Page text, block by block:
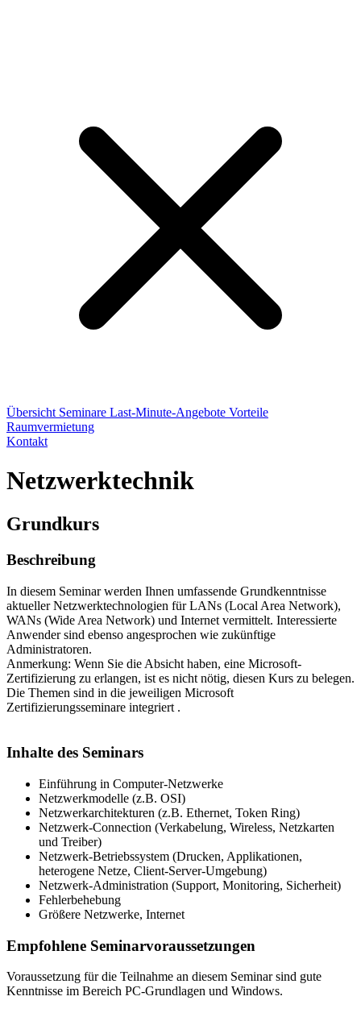
Übersicht Seminare Last-Minute-Angebote Vorteile
Raumvermietung
Kontakt
Netzwerktechnik
Grundkurs
Beschreibung
In diesem Seminar werden Ihnen umfassende Grundkenntnisse
aktueller Netzwerktechnologien für LANs (Local Area Network),
WANs (Wide Area Network) und Internet vermittelt. Interessierte
Anwender sind ebenso angesprochen wie zukünftige
Administratoren.
Anmerkung: Wenn Sie die Absicht haben, eine Microsoft-
Zertifizierung zu erlangen, ist es nicht nötig, diesen Kurs zu belegen.
Die Themen sind in die jeweiligen Microsoft
Zertifizierungsseminare integriert .
Inhalte des Seminars
Einführung in Computer-Netzwerke
Netzwerkmodelle (z.B. OSI)
Netzwerkarchitekturen (z.B. Ethernet, Token Ring)
Netzwerk-Connection (Verkabelung, Wireless, Netzkarten
und Treiber)
Netzwerk-Betriebssystem (Drucken, Applikationen,
heterogene Netze, Client-Server-Umgebung)
Netzwerk-Administration (Support, Monitoring, Sicherheit)
Fehlerbehebung
Größere Netzwerke, Internet
Empfohlene Seminarvoraussetzungen
Voraussetzung für die Teilnahme an diesem Seminar sind gute
Kenntnisse im Bereich PC-Grundlagen und Windows.